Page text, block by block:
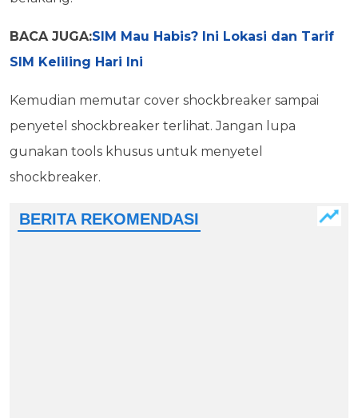
BACA JUGA:SIM Mau Habis? Ini Lokasi dan Tarif
SIM Keliling Hari Ini
Kemudian memutar cover shockbreaker sampai
penyetel shockbreaker terlihat. Jangan lupa
gunakan tools khusus untuk menyetel
shockbreaker.